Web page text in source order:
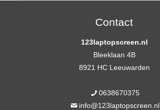
Contact
123laptopscreen.nl
Bleeklaan 4B
8921 HC Leeuwarden
0638670375
info@123laptopscreen.nl